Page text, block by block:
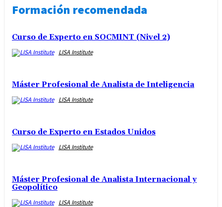
Formación recomendada
Curso de Experto en SOCMINT (Nivel 2)
LISA Institute
Máster Profesional de Analista de Inteligencia
LISA Institute
Curso de Experto en Estados Unidos
LISA Institute
Máster Profesional de Analista Internacional y
Geopolítico
LISA Institute